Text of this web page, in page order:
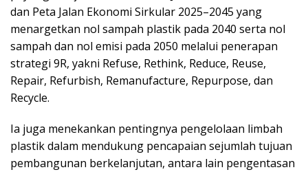
dan Peta Jalan Ekonomi Sirkular 2025–2045 yang
menargetkan nol sampah plastik pada 2040 serta nol
sampah dan nol emisi pada 2050 melalui penerapan
strategi 9R, yakni Refuse, Rethink, Reduce, Reuse,
Repair, Refurbish, Remanufacture, Repurpose, dan
Recycle.
Ia juga menekankan pentingnya pengelolaan limbah
plastik dalam mendukung pencapaian sejumlah tujuan
pembangunan berkelanjutan, antara lain pengentasan